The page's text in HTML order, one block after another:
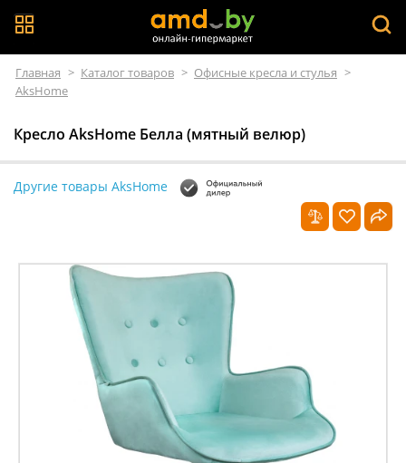
Главная > Каталог товаров > Офисные кресла и стулья >
AksHome
Кресло AksHome Белла (мятный велюр)
Другие товары AksHome